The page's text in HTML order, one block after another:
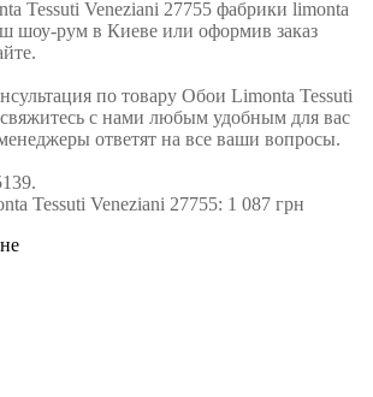
Tessuti Veneziani 27755 фабрики limonta
шоу-рум в Киеве или оформив заказ
по товару Обои Limonta Tessuti
с нами любым удобным для вас
ответят на все ваши вопросы.
Tessuti Veneziani 27755: 1 087 грн